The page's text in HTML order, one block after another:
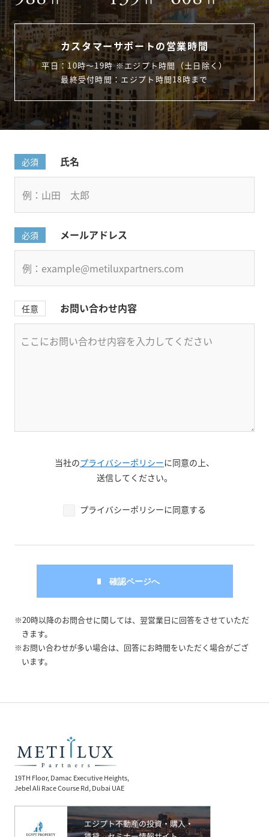
カスタマーサポートの営業時間
平日：10時〜19時 ※エジプト時間（土日除く）
最終受付時間：エジプト時間18時まで
必須 氏名
必須 メールアドレス
任意 お問い合わせ内容
当社のプライバシーポリシーに同意の上、
送信してください。
プライバシーポリシーに同意する
※20時以降のお問合せに関しては、翌営業日に回答をさせていただ
きます。
※お問い合わせが多い場合は、回答にお時間をいただく場合がござ
います。
19TH Floor, Damac Executive Heights,
Jebel Ali Race Course Rd, Dubai UAE